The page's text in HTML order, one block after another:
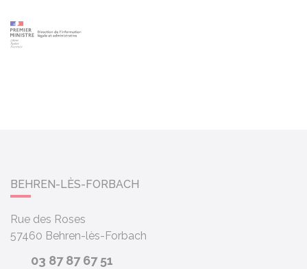
BEHREN-LÈS-FORBACH
Rue des Roses
57460 Behren-lès-Forbach
03 87 87 67 51